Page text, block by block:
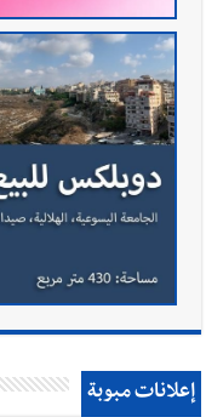
إعلانات مبوبة